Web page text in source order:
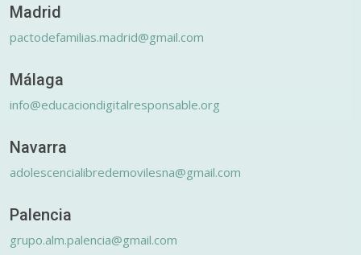
Madrid
pactodefamilias.madrid@gmail.com
Málaga
info@educaciondigitalresponsable.org
Navarra
adolescencialibredemovilesna@gmail.com
Palencia
grupo.alm.palencia@gmail.com